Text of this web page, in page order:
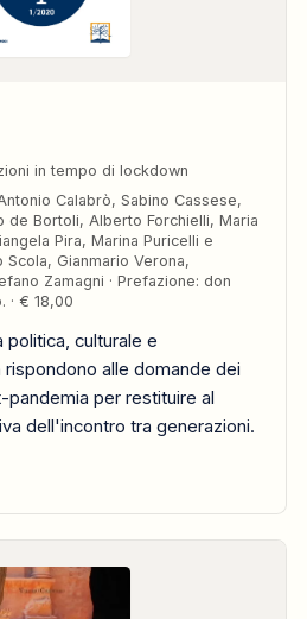
in tempo di lockdown
Calabrò, Sabino Cassese,
de Bortoli, Alberto Forchielli, Maria
Pira, Marina Puricelli e
Gianmario Verona,
Zamagni · Prefazione: don
· € 18,00
politica, culturale e
rispondono alle domande dei
per restituire al
dell'incontro tra generazioni.